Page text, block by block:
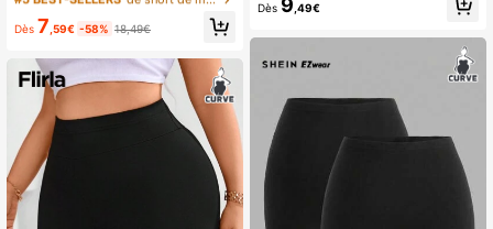
#5 BEST-SELLERS
de short de motard Leggings grande taille
(500+)
Dès 7 ,59€ -58% 18,49€
Dès 9 ,49€